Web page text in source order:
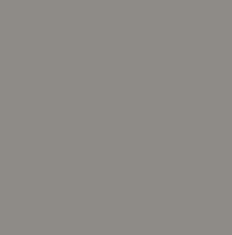
et candidat à l'élection